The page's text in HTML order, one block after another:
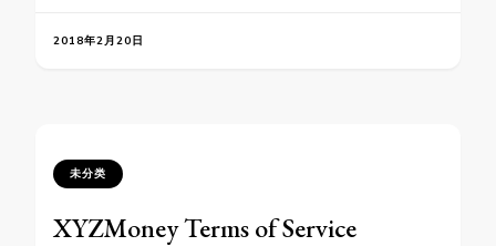
2018年2月20日
未分类
XYZMoney Terms of Service